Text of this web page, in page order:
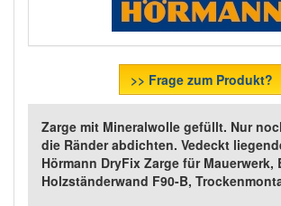
>> Frage zum Produkt?
Zarge mit Mineralwolle gefüllt. Nur
die Ränder abdichten. Vedeckt
Hörmann DryFix Zarge für Mauerwerk,
Holzständerwand F90-B,